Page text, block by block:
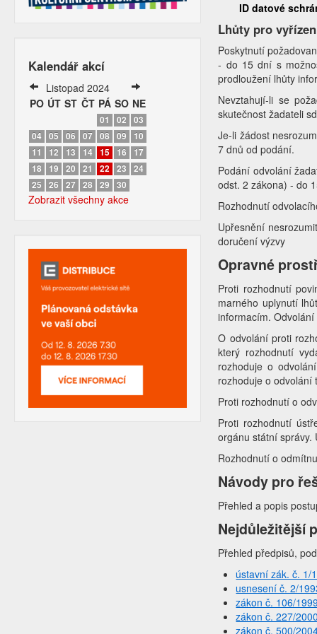
Kalendář akcí
Listopad 2024
PO ÚT ST ČT PÁ SO NE
01 02
03
04
05 06 07 08 09
10
11
12 13 14 15 16
17
18
19 20 21 22 23
24
25
26 27 28 29 30
Zobrazit všechny akce
ID datové
Lhůty pro
Poskytnutí
- do 15 dní s
prodloužení lhůty
Nevztahují-li se
skutečnost žadateli
Je-li žádost
7 dnů od podání.
Podání odvolání
odst. 2 zákona) - do
Rozhodnutí
Upřesnění
doručení výzvy
Opravné
Proti rozhodnutí
marného uplynutí
informacím.
O odvolání proti
který rozhodnutí
rozhoduje o
rozhoduje o odvolání
Proti rozhodnutí o
Proti rozhodnutí
orgánu státní
Rozhodnutí o
Návody pro
Přehled a popis
Nejdůležitější
Přehled předpisů,
ústavní zák. č. 1/
usnesení č. 2/
zákon č. 106/
zákon č. 227/
zákon č. 500/